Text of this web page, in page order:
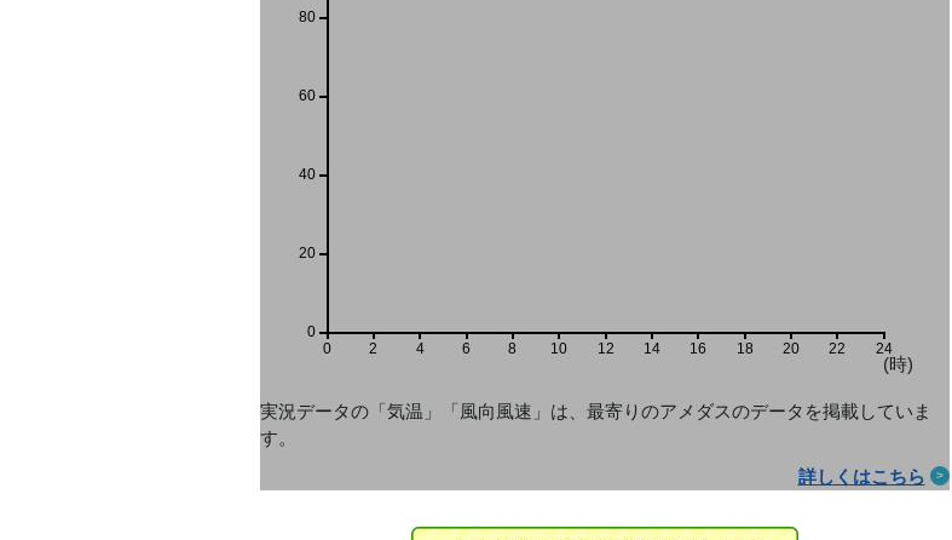
0 2 4 6 8 10 12 14 16 18 20 22 24
(時)
0
20
40
60
80
実況データの「気温」「風向風速」は、最寄りのアメダスのデータを掲載していま
す。
詳しくはこちら